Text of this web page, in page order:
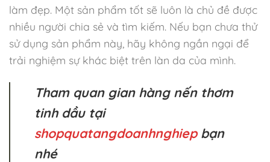
làm đẹp. Một sản phẩm tốt sẽ luôn là chủ đề được
nhiều người chia sẻ và tìm kiếm. Nếu bạn chưa thử
sử dụng sản phẩm này, hãy không ngần ngại để
trải nghiệm sự khác biệt trên làn da của mình.
Tham quan gian hàng nến thơm
tinh dầu tại
shopquatangdoanhnghiepbạn
nhé